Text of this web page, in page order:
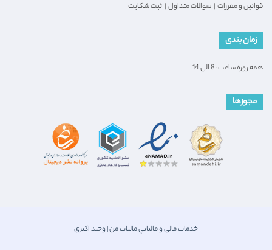
قوانین و مقررات | سوالات متداول | ثبت شکایت
زمان بندی
همه روزه ساعت: 8 الی 14
مجوزها
خدمات مالی و مالیاتیِ مالیات من | وحید اکبری